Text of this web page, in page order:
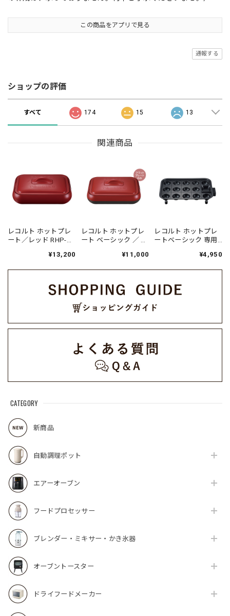
CATEGORY
新商品
自動調理ポット
エアーオーブン
フードプロセッサー
ブレンダー・ミキサー・かき氷器
オーブントースター
ドライフードメーカー
この商品をアプリで見る
通報する
ショップの評価
すべて 174 15 13
関連商品
レコルト ホットプレ
ート／レッド RHP-
¥13,200
レコルト ホットプレ
ート ベーシック ／ レ
¥11,000
レコルト ホットプレ
ートベーシック 専用
¥4,950